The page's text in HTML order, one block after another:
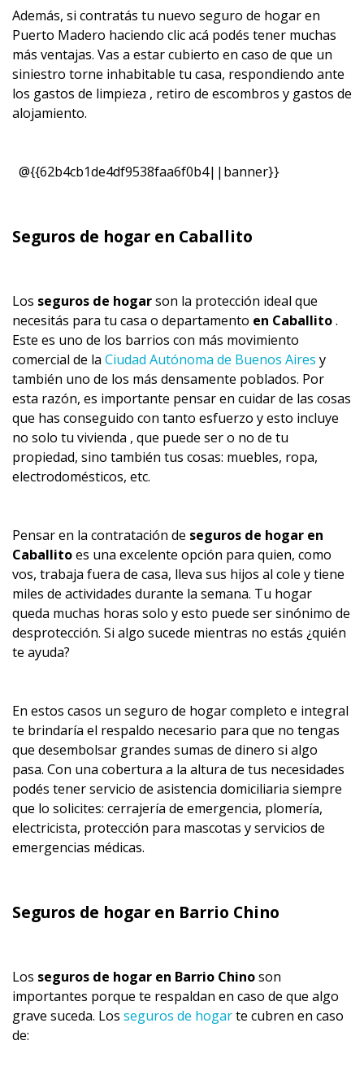
Además, si contratás tu nuevo seguro de hogar en
Puerto Madero haciendo clic acá podés tener muchas
más ventajas. Vas a estar cubierto en caso de que un
siniestro torne inhabitable tu casa, respondiendo ante
los gastos de limpieza , retiro de escombros y gastos de
alojamiento.
@{{62b4cb1de4df9538faa6f0b4||banner}}
Seguros de hogar en Caballito
Los seguros de hogarson la protección ideal que
necesitás para tu casa o departamento en Caballito.
Este es uno de los barrios con más movimiento
comercial de la Ciudad Autónoma de Buenos Aires y
también uno de los más densamente poblados. Por
esta razón, es importante pensar en cuidar de las cosas
que has conseguido con tanto esfuerzo y esto incluye
no solo tu vivienda , que puede ser o no de tu
propiedad, sino también tus cosas: muebles, ropa,
electrodomésticos, etc.
Pensar en la contratación de seguros de hogar en
Caballitoes una excelente opción para quien, como
vos, trabaja fuera de casa, lleva sus hijos al cole y tiene
miles de actividades durante la semana. Tu hogar
queda muchas horas solo y esto puede ser sinónimo de
desprotección. Si algo sucede mientras no estás ¿quién
te ayuda?
En estos casos un seguro de hogar completo e integral
te brindaría el respaldo necesario para que no tengas
que desembolsar grandes sumas de dinero si algo
pasa. Con una cobertura a la altura de tus necesidades
podés tener servicio de asistencia domiciliaria siempre
que lo solicites: cerrajería de emergencia, plomería,
electricista, protección para mascotas y servicios de
emergencias médicas.
Seguros de hogar en Barrio Chino
Los seguros de hogar en Barrio Chinoson
importantes porque te respaldan en caso de que algo
grave suceda. Los seguros de hogarte cubren en caso
de: